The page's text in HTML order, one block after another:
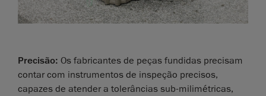
Precisão: Os fabricantes de peças fundidas precisam
contar com instrumentos de inspeção precisos,
capazes de atender a tolerâncias sub-milimétricas,